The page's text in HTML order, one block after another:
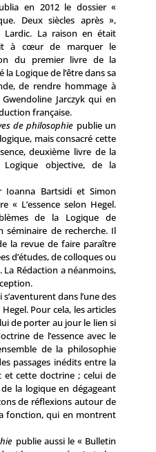
en 2012 le dossier «
Deux siècles après»,
Lardic. La raison en était
à cœur de marquer le
du premier livre de la
Logique de l’être dans sa
de rendre hommage à
Jarczyk qui en
française.
de philosophie publie un
mais consacré cette
deuxième livre de la
objective, de la
Ioanna Bartsidi et Simon
« L’essence selon Hegel.
de la Logique de
séminaire de recherche. Il
la revue de faire paraître
d’études, de colloques ou
La Rédaction a néanmoins,
dans l’une des
Pour cela, les articles
de porter au jour le lien si
de l’essence avec le
de la philosophie
passages inédits entre la
et cette doctrine ; celui de
de la logique en dégageant
de réflexions autour de
fonction, qui en montrent
publie aussi le « Bulletin